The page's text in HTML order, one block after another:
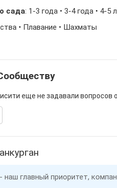
сада: 1-3 года • 3-4 года • 4-5
• Плавание • Шахматы
еще не задавали вопросов о
наш главный приоритет,